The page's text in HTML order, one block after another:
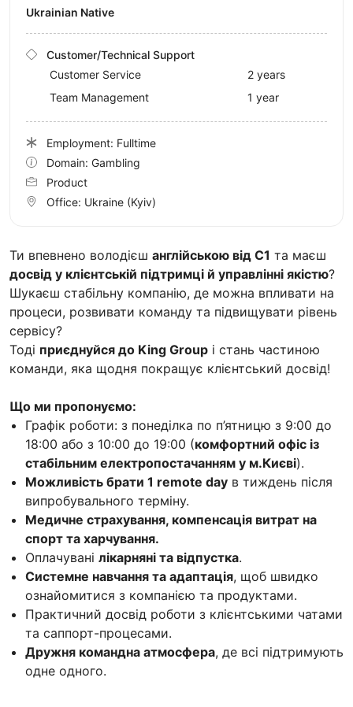
Ти впевнено володієш англійською від С1 та маєш
досвід у клієнтській підтримці й управлінні якістю?
Шукаєш стабільну компанію, де можна впливати на
процеси, розвивати команду та підвищувати рівень
сервісу?
Тоді приєднуйся до King Group і стань частиною
команди, яка щодня покращує клієнтський досвід!
Що ми пропонуємо:
Графік роботи: з понеділка по п’ятницю з 9:00 до
18:00 або з 10:00 до 19:00 (комфортний офіс із
стабільним електропостачанням у м.Києві).
Можливість брати 1 remote day в тиждень після
випробувального терміну.
Медичне страхування, компенсація витрат на
спорт та харчування.
Оплачувані лікарняні та відпустка.
Системне навчання та адаптація, щоб швидко
ознайомитися з компанією та продуктами.
Практичний досвід роботи з клієнтськими чатами
та саппорт-процесами.
Дружня командна атмосфера, де всі підтримують
одне одного.
Ukrainian Native
Customer/Technical Support
Customer Service
2 years
Team Management
1 year
Employment: Fulltime
Domain: Gambling
Product
Office: Ukraine (Kyiv)